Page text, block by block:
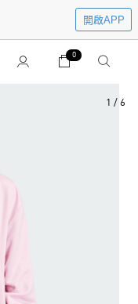
開啟APP
0
1 / 6